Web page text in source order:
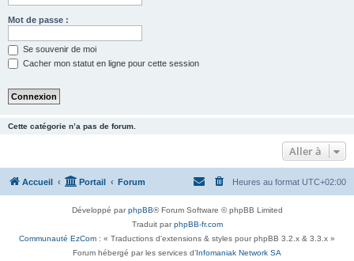
Mot de passe :
Se souvenir de moi
Cacher mon statut en ligne pour cette session
Cette catégorie n’a pas de forum.
Aller à
Accueil Portail Forum Heures au format UTC+02:00
Développé parphpBB® Forum Software © phpBB Limited
Traduit parphpBB-fr.com
Communauté EzCom : « Traductions d'extensions & styles pour phpBB 3.2.x & 3.3.x »
Forum hébergé par les services d’ Infomaniak Network SA